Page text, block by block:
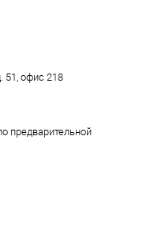
предварительной
51, офис 218​​